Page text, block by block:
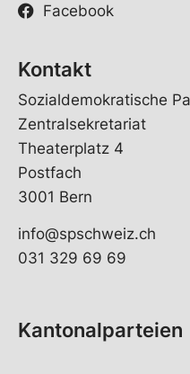
Facebook
Kontakt
Sozialdemokratische
Zentralsekretariat
Theaterplatz 4
Postfach
3001 Bern
info@spschweiz.ch
031 329 69 69
Kantonalparteien